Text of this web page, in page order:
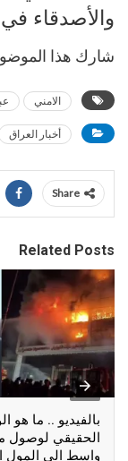
والأصدقاء
شارك هذا
الامني
أخبار العراق
Share
Related Posts
بالفيديو .. ما هو
الحقيقي لوصول
واسط الى المول